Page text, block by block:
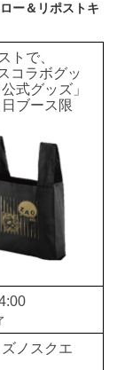
ー＆リポストキ
トで、
コラボグッ
式グッズ」
ブース限
ノスクエ